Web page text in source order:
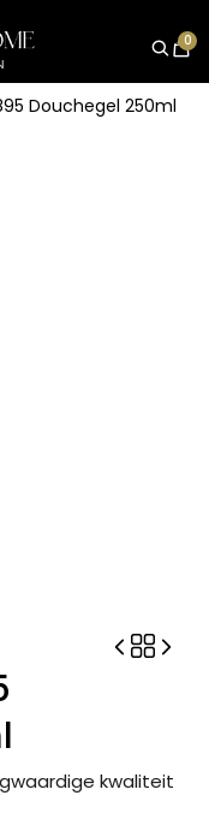
0
Douchegel 250ml
kwaliteit